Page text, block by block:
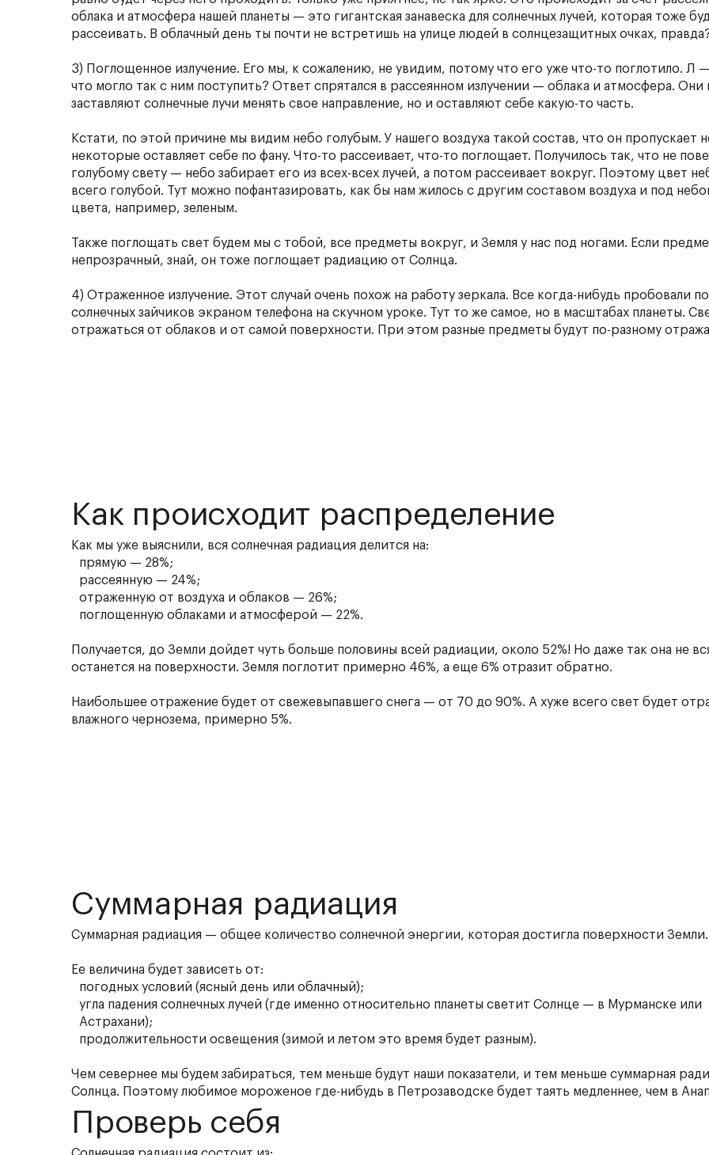
облака и атмосфера нашей планеты — это гигантская занавеска для солнечных лучей, которая тоже
рассеивать. В облачный день ты почти не встретишь на улице людей в солнцезащитных очках,
3) Поглощенное излучение. Его мы, к сожалению, не увидим, потому что его уже что-то поглотило. Л
что могло так с ним поступить? Ответ спрятался в рассеянном излучении — облака и атмосфера. Они
заставляют солнечные лучи менять свое направление, но и оставляют себе какую-то часть.
Кстати, по этой причине мы видим небо голубым. У нашего воздуха такой состав, что он пропускает
некоторые оставляет себе по фану. Что-то рассеивает, что-то поглощает. Получилось так, что не
голубому свету — небо забирает его из всех-всех лучей, а потом рассеивает вокруг. Поэтому цвет
всего голубой. Тут можно пофантазировать, как бы нам жилось с другим составом воздуха и под
цвета, например, зеленым.
Также поглощать свет будем мы с тобой, все предметы вокруг, и Земля у нас под ногами. Если
непрозрачный, знай, он тоже поглощает радиацию от Солнца.
4) Отраженное излучение. Этот случай очень похож на работу зеркала. Все когда-нибудь пробовали
солнечных зайчиков экраном телефона на скучном уроке. Тут то же самое, но в масштабах планеты.
отражаться от облаков и от самой поверхности. При этом разные предметы будут по-разному
Как происходит распределение
Как мы уже выяснили, вся солнечная радиация делится на:
прямую — 28%;
рассеянную — 24%;
отраженную от воздуха и облаков — 26%;
поглощенную облаками и атмосферой — 22%.
Получается, до Земли дойдет чуть больше половины всей радиации, около 52%! Но даже так она не
останется на поверхности. Земля поглотит примерно 46%, а еще 6% отразит обратно.
Наибольшее отражение будет от свежевыпавшего снега — от 70 до 90%. А хуже всего свет будет
влажного чернозема, примерно 5%.
Суммарная радиация
Суммарная радиация — общее количество солнечной энергии, которая достигла поверхности Земли.
Ее величина будет зависеть от:
погодных условий (ясный день или облачный);
угла падения солнечных лучей (где именно относительно планеты светит Солнце — в Мурманске или
Астрахани);
продолжительности освещения (зимой и летом это время будет разным).
Чем севернее мы будем забираться, тем меньше будут наши показатели, и тем меньше суммарная
Солнца. Поэтому любимое мороженое где-нибудь в Петрозаводске будет таять медленнее, чем в
Проверь себя